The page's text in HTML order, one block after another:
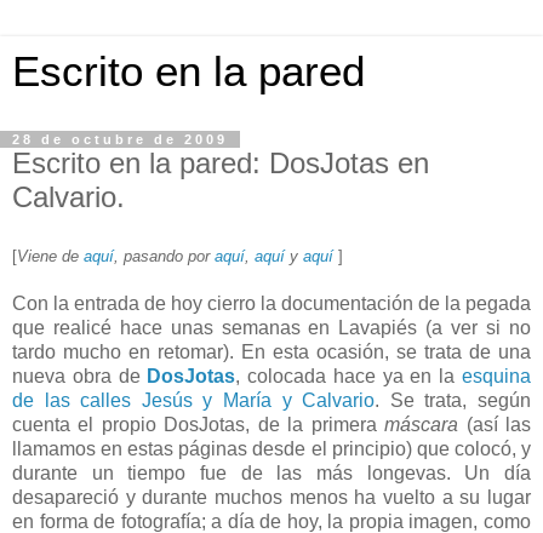
Escrito en la pared
28 de octubre de 2009
Escrito en la pared: DosJotas en
Calvario.
[Viene de aquí, pasando por aquí, aquíy aquí ]
Con la entrada de hoy cierro la documentación de la pegada
que realicé hace unas semanas en Lavapiés (a ver si no
tardo mucho en retomar). En esta ocasión, se trata de una
nueva obra de DosJotas, colocada hace ya en laesquina
de las calles Jesús y María y Calvario. Se trata, según
cuenta el propio DosJotas, de la primeramáscara (así las
llamamos en estas páginas desde el principio) que colocó, y
durante un tiempo fue de las más longevas. Un día
desapareció y durante muchos menos ha vuelto a su lugar
en forma de fotografía; a día de hoy, la propia imagen, como